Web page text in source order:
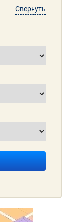
Свернуть